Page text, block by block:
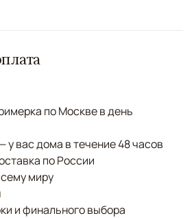
по Москве в день
у вас дома в течение 48 часов
по России
миру
и финального выбора